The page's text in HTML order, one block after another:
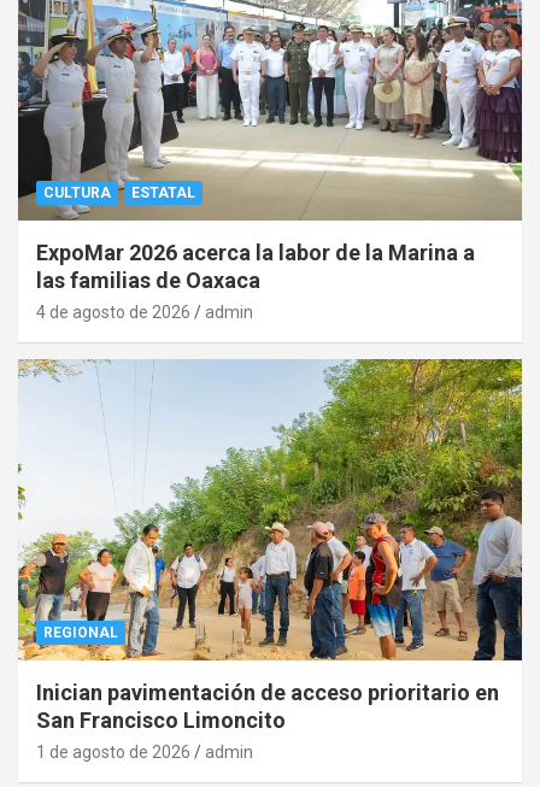
CULTURA ESTATAL
ExpoMar 2026 acerca la labor de la Marina a
las familias de Oaxaca
4 de agosto de 2026 admin
REGIONAL
Inician pavimentación de acceso prioritario en
San Francisco Limoncito
1 de agosto de 2026 admin